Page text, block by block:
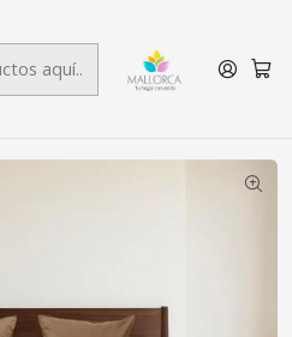
Pieceras
SK Velvet Brown